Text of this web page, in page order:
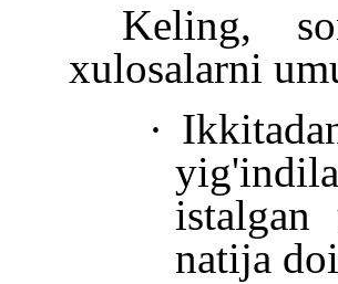
Keling,
xulosalarni
·
natija